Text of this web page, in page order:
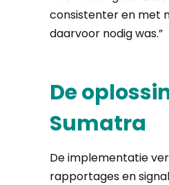
consistenter en met
daarvoor nodig was.”
De
Sumatra
De implementatie
rapportages en